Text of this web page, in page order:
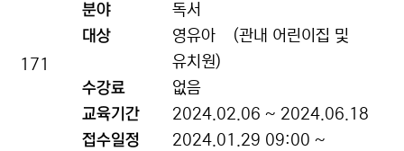
171
분야
독서
대상
영유아
(관내 어린이집 및
유치원)
수강료
없음
교육기간
2024.02.06 ~ 2024.06.18
접수일정
2024.01.29 09:00 ~